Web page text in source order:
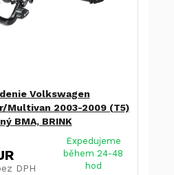
Volkswagen
Multivan 2003-2009 (T5)
BMA, BRINK
DPH
Expedujeme
během 24-48
hod